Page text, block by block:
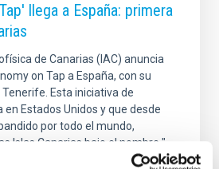
llega a España: primera
de Canarias (IAC) anuncia
on Tap a España, con su
Esta iniciativa de
en Estados Unidos y que desde
por todo el mundo,
Islas Canarias bajo el nombre "